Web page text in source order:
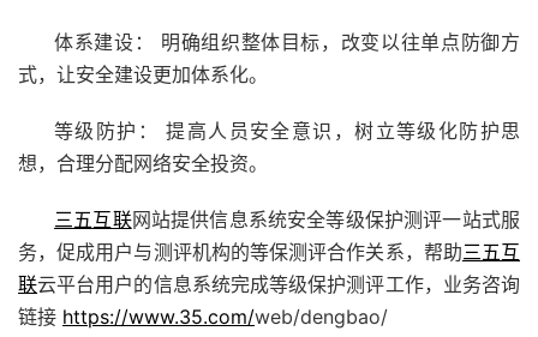
体系建设： 明确组织整体目标，改变以往单点防御方
式，让安全建设更加体系化。
等级防护： 提高人员安全意识，树立等级化防护思
想，合理分配网络安全投资。
三五互联网站提供信息系统安全等级保护测评一站式服
务，促成用户与测评机构的等保测评合作关系，帮助三五互
联云平台用户的信息系统完成等级保护测评工作，业务咨询
链接 https://www.35.com/web/dengbao/